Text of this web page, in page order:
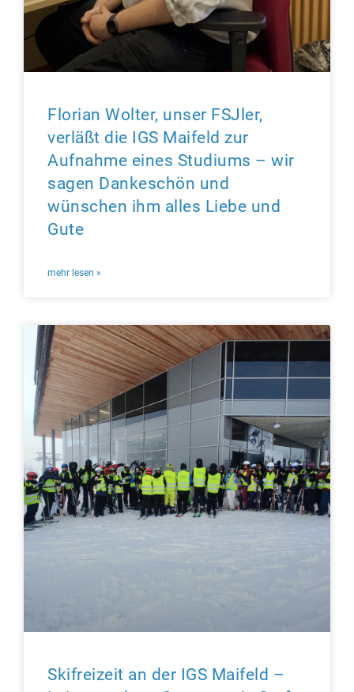
Florian Wolter, unser FSJler,
verläßt die IGS Maifeld zur
Aufnahme eines Studiums – wir
sagen Dankeschön und
wünschen ihm alles Liebe und
Gute
mehr lesen »
Skifreizeit an der IGS Maifeld –